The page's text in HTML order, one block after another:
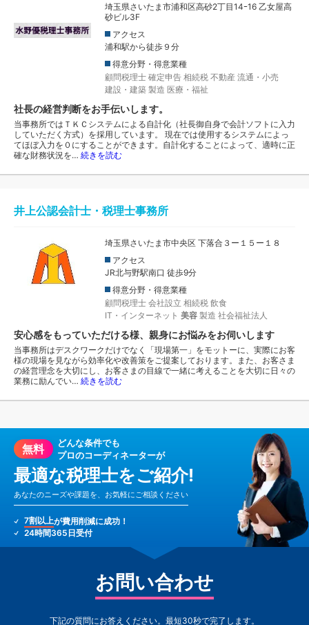
埼玉県さいたま市浦和区高砂2丁目14ｰ16 乙女屋高
砂ビル3F
アクセス
浦和駅から徒歩９分
得意分野・得意業種
顧問税理士 確定申告 相続税 不動産 流通・小売
建設・建築 製造 医療・福祉
社長の経営判断をお手伝いします。
当事務所ではＴＫＣシステムによる自計化（社長御自身で会計ソフトに入力
していただく方式）を採用しています。 現在では使用するシステムによっ
てほぼ入力を０にすることができます。自計化することによって、適時に正
確な財務状況を… 続きを読む
井上公認会計士・税理士事務所
埼玉県さいたま市中央区 下落合３ー１５ー１８
アクセス
JR北与野駅南口 徒歩9分
得意分野・得意業種
顧問税理士 会社設立 相続税 飲食
IT・インターネット 美容 製造 社会福祉法人
安心感をもっていただける様、親身にお悩みをお伺いします
当事務所はデスクワークだけでなく「現場第一」をモットーに、実際にお客
様の現場を見ながら効率化や改善策をご提案しております。また、お客さま
の経営理念を大切にし、お客さまの目線で一緒に考えることを大切に日々の
業務に励んでい… 続きを読む
無料
どんな条件でも
プロのコーディネーターが
最適な税理士をご紹介!
あなたのニーズや課題を、お気軽にご相談ください
7割以上が費用削減に成功！
24時間365日受付
お問い合わせ
下記の質問にお答えください。最短30秒で完了します。